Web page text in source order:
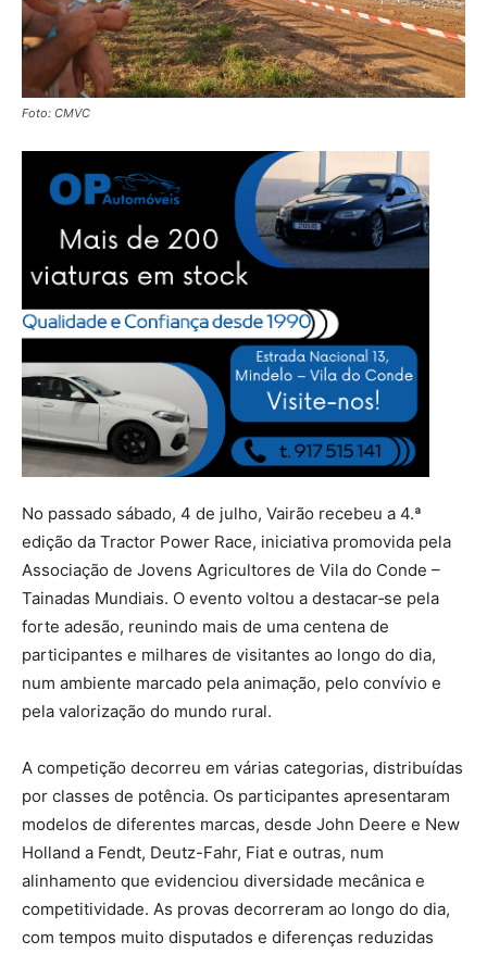
Foto: CMVC
No passado sábado, 4 de julho, Vairão recebeu a 4.ª
edição da Tractor Power Race, iniciativa promovida pela
Associação de Jovens Agricultores de Vila do Conde –
Tainadas Mundiais. O evento voltou a destacar‑se pela
forte adesão, reunindo mais de uma centena de
participantes e milhares de visitantes ao longo do dia,
num ambiente marcado pela animação, pelo convívio e
pela valorização do mundo rural.
A competição decorreu em várias categorias, distribuídas
por classes de potência. Os participantes apresentaram
modelos de diferentes marcas, desde John Deere e New
Holland a Fendt, Deutz-Fahr, Fiat e outras, num
alinhamento que evidenciou diversidade mecânica e
competitividade. As provas decorreram ao longo do dia,
com tempos muito disputados e diferenças reduzidas